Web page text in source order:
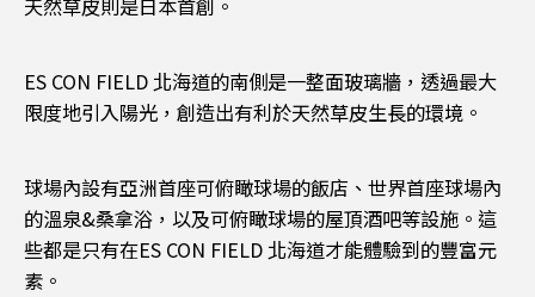
ES CON FIELD 北海道的南側是一整面玻璃牆，透過最大
限度地引入陽光，創造出有利於天然草皮生長的環境。
球場內設有亞洲首座可俯瞰球場的飯店、世界首座球場內
的溫泉&桑拿浴，以及可俯瞰球場的屋頂酒吧等設施。這
些都是只有在ES CON FIELD 北海道才能體驗到的豐富元
素。